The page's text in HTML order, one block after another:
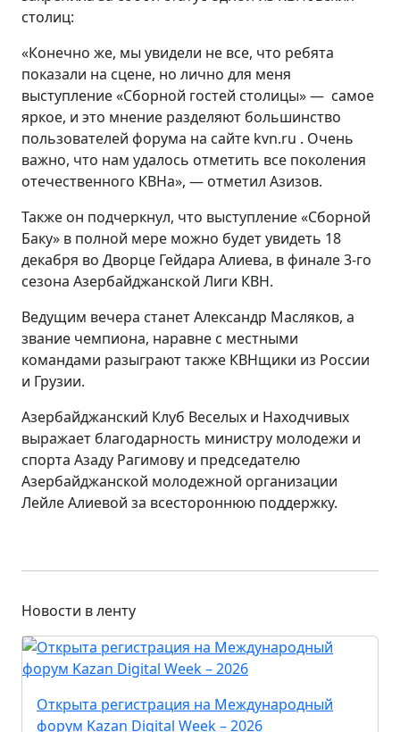
столиц:
«Конечно же, мы увидели не все, что ребята
показали на сцене, но лично для меня
выступление «Сборной гостей столицы» — самое
яркое, и это мнение разделяют большинство
пользователей форума на сайте kvn.ru . Очень
важно, что нам удалось отметить все поколения
отечественного КВНа», — отметил Азизов.
Также он подчеркнул, что выступление «Сборной
Баку» в полной мере можно будет увидеть 18
декабря во Дворце Гейдара Алиева, в финале 3-го
сезона Азербайджанской Лиги КВН.
Ведущим вечера станет Александр Масляков, а
звание чемпиона, наравне с местными
командами разыграют также КВНщики из России
и Грузии.
Азербайджанский Клуб Веселых и Находчивых
выражает благодарность министру молодежи и
спорта Азаду Рагимову и председателю
Азербайджанской молодежной организации
Лейле Алиевой за всестороннюю поддержку.
Новости в ленту
Открыта регистрация на Международный
форум Kazan Digital Week – 2026